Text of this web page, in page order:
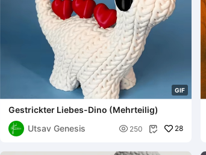
GIF
Gestrickter Liebes-Dino (Mehrteilig)
Utsav Genesis
 250  28